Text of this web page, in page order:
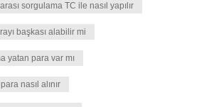
sorgulama TC ile nasıl yapılır
başkası alabilir mi
yatan para var mı
nasıl alınır